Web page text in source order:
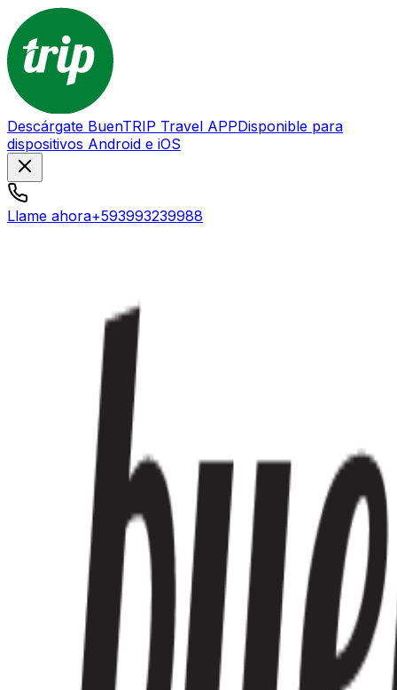
Descárgate BuenTRIP Travel APPDisponible para
dispositivos Android e iOS
Llame ahora+593993239988